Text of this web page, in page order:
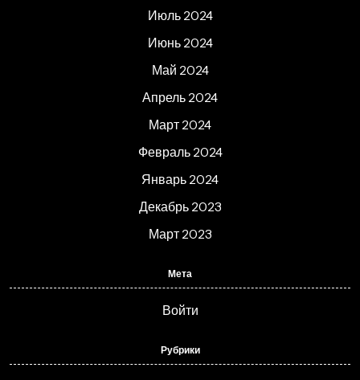
Июль 2024
Июнь 2024
Май 2024
Апрель 2024
Март 2024
Февраль 2024
Январь 2024
Декабрь 2023
Март 2023
Мета
Войти
Рубрики